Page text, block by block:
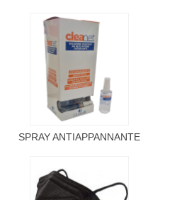
SPRAY ANTIAPPANNANTE